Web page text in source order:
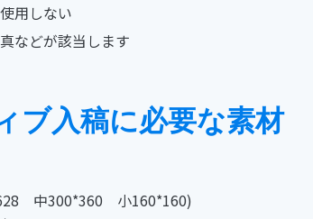
用しない
などが該当します
ブ入稿に必要な素材
中300*360 小160*160)